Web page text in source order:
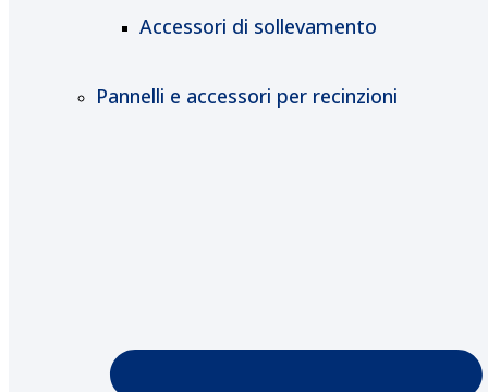
Accessori di sollevamento
Pannelli e accessori per recinzioni